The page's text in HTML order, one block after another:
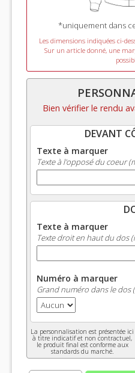
*uniquement dans
Les dimensions indiquées ci-
Sur un article donné, une
Bien vérifier le rendu
DEVANT
Texte à marquer
Texte à l'opposé du coeur
Texte à marquer
Texte droit en haut du dos
Numéro à marquer
Grand numéro dans le dos
La personnalisation est présentée ici
à titre indicatif et non contractuel,
le produit final est conforme aux
standards du marché.